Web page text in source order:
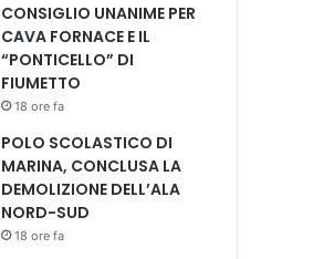
CONSIGLIO UNANIME PER
CAVA FORNACE E IL
“PONTICELLO” DI
FIUMETTO
18 ore fa
POLO SCOLASTICO DI
MARINA, CONCLUSA LA
DEMOLIZIONE DELL’ALA
NORD-SUD
18 ore fa